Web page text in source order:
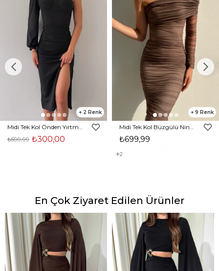
2
₺300,00
₺599,99
9
₺699,99
2
En Çok Ziyaret Edilen Ürünler